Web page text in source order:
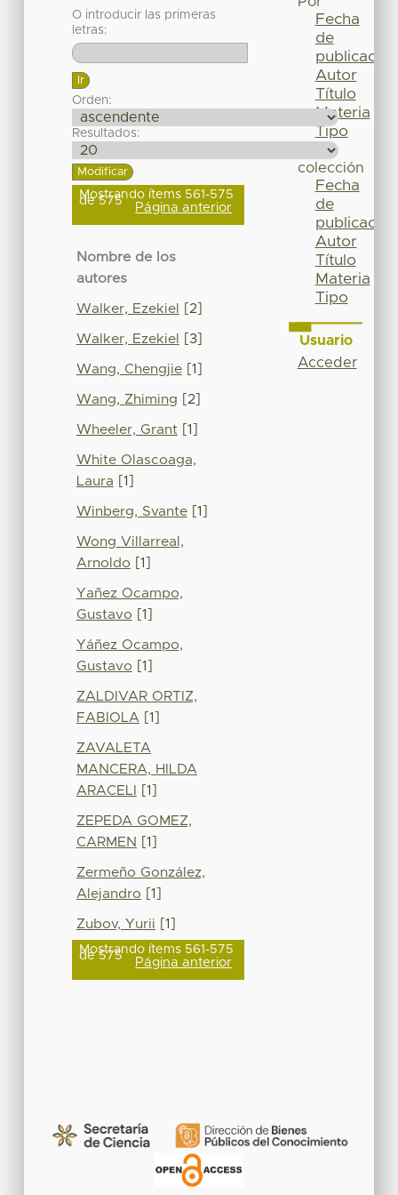
O introducir las primeras
letras:
Orden:
Resultados:
Mostrando ítems 561-575
de 575 Página anterior
Nombre de los
autores
Walker, Ezekiel [2]
Walker, Ezekiel [3]
Wang, Chengjie[1]
Wang, Zhiming [2]
Wheeler, Grant [1]
White Olascoaga,
Laura [1]
Winberg, Svante[1]
Wong Villarreal,
Arnoldo [1]
Yañez Ocampo,
Gustavo [1]
Yáñez Ocampo,
Gustavo [1]
ZALDIVAR ORTIZ,
FABIOLA [1]
ZAVALETA
MANCERA, HILDA
ARACELI
[1]
ZEPEDA GOMEZ,
CARMEN
[1]
Zermeño González,
Alejandro [1]
Zubov, Yurii [1]
Mostrando ítems 561-575
de 575 Página anterior
Fecha
de
publicación
Autor
Título
Materia
Tipo
colección
Fecha
de
publicación
Autor
Título
Materia
Tipo
Usuario
Acceder